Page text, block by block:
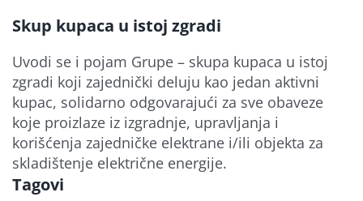
Skup kupaca u istoj zgradi
Uvodi se i pojam Grupe – skupa kupaca u istoj
zgradi koji zajednički deluju kao jedan aktivni
kupac, solidarno odgovarajući za sve obaveze
koje proizlaze iz izgradnje, upravljanja i
korišćenja zajedničke elektrane i/ili objekta za
skladištenje električne energije.
Tagovi